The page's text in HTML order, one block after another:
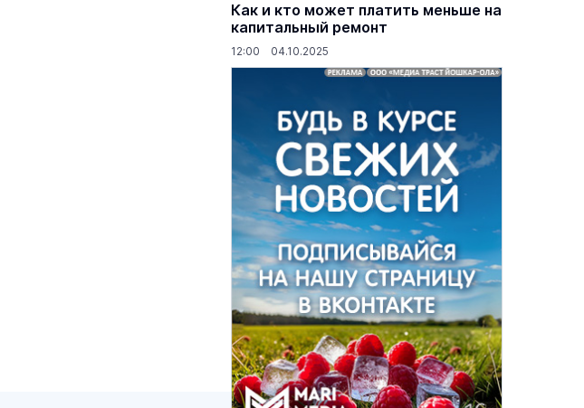
Как узнать на законных основаниях,
16 марта 17:00
Василий Дубровин: как продлить
мужское долголетие
Здоровье и медицина 19 февраля 15:55
Как и кто может платить меньше на
капитальный ремонт
12:00 04.10.2025